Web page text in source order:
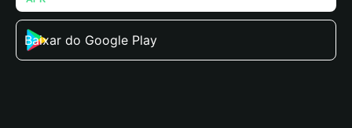
Baixar do Google Play